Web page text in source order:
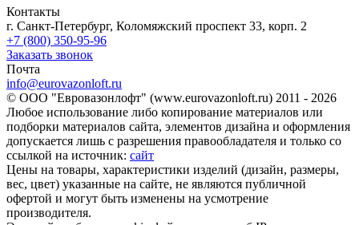
Контакты
г. Санкт-Петербург, Коломяжский проспект 33, корп. 2
+7 (800) 350-95-96
Заказать звонок
Почта
info@eurovazonloft.ru
© ООО "Евровазонлофт" (www.eurovazonloft.ru) 2011 - 2026
Любое использование либо копирование материалов или
подборки материалов сайта, элементов дизайна и оформления
допускается лишь с разрешения правообладателя и только со
ссылкой на источник: сайт
Цены на товары, характеристики изделий (дизайн, размеры,
вес, цвет) указанные на сайте, не являются публичной
офертой и могут быть изменены на усмотрение
производителя.